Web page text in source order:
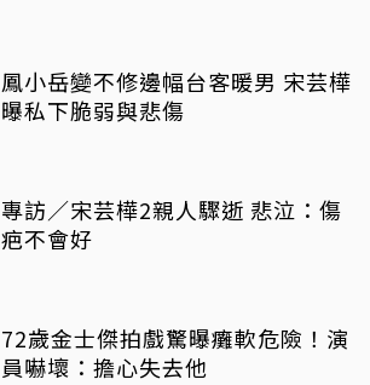
鳳小岳變不修邊幅台客暖男 宋芸樺
曝私下脆弱與悲傷
專訪／宋芸樺2親人驟逝 悲泣：傷
疤不會好
72歲金士傑拍戲驚曝癱軟危險！演
員嚇壞：擔心失去他